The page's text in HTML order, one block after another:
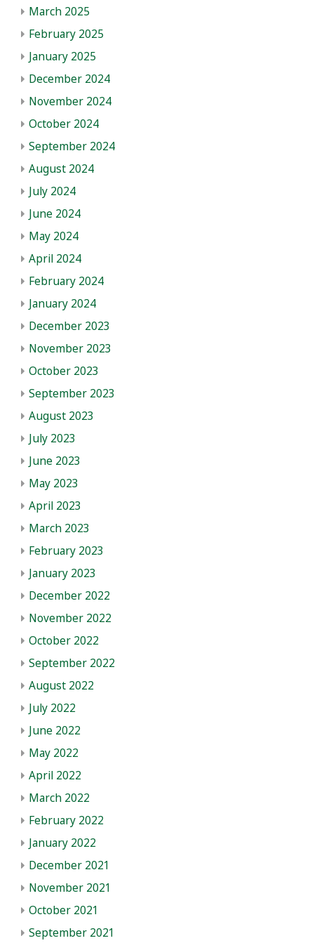
March 2025
February 2025
January 2025
December 2024
November 2024
October 2024
September 2024
August 2024
July 2024
June 2024
May 2024
April 2024
February 2024
January 2024
December 2023
November 2023
October 2023
September 2023
August 2023
July 2023
June 2023
May 2023
April 2023
March 2023
February 2023
January 2023
December 2022
November 2022
October 2022
September 2022
August 2022
July 2022
June 2022
May 2022
April 2022
March 2022
February 2022
January 2022
December 2021
November 2021
October 2021
September 2021